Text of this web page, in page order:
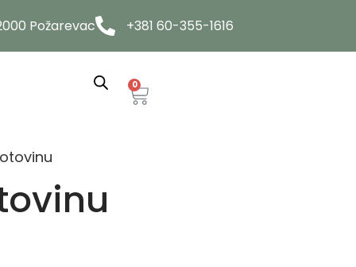
Požarevac +381 60-355-1616
0